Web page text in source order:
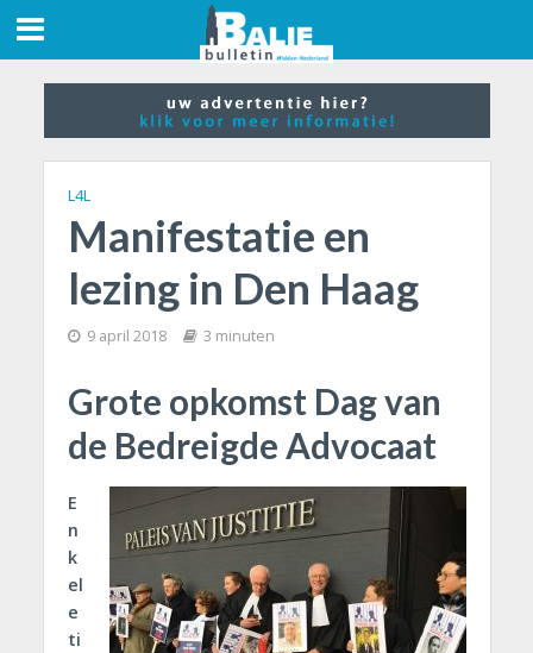
L4L
Manifestatie en
lezing in Den Haag
9 april 2018 3 minuten
Grote opkomst Dag van
de Bedreigde Advocaat
E
n
k
el
e
ti